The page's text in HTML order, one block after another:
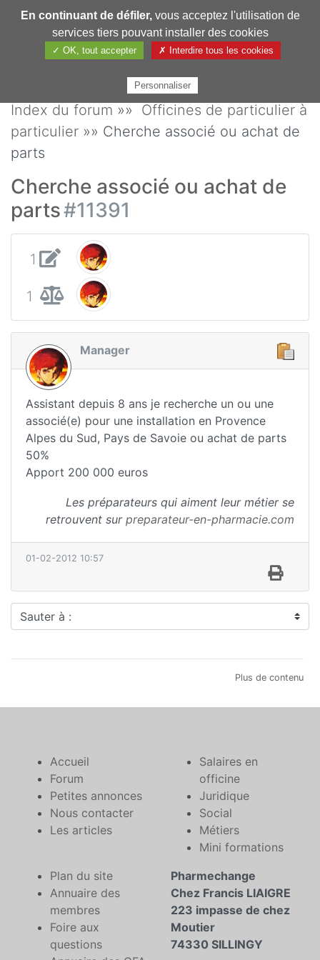
Pharmechange
Index du forum »» Officines de particulier à
particulier »» Cherche associé ou achat de
parts
Cherche associé ou achat de
parts#11391
1
1
Manager
Assistant depuis 8 ans je recherche un ou une
associé(e) pour une installation en Provence
Alpes du Sud, Pays de Savoie ou achat de parts
50%
Apport 200 000 euros
Les préparateurs qui aiment leur métier se
retrouvent sur preparateur-en-pharmacie.com
01-02-2012 10:57
Sauter à :
Plus de contenu
Accueil
Forum
Petites annonces
Nous contacter
Les articles
Salaires en
officine
Juridique
Social
Métiers
Mini formations
Plan du site
Annuaire des
membres
Foire aux
questions
Pharmechange
Chez Francis LIAIGRE
223 impasse de chez
Moutier
74330 SILLINGY
En continuant de défiler,vous acceptez l'utilisation de
services tiers pouvant installer des cookies
✓ OK, tout accepter ✗ Interdire tous les cookies
Personnaliser